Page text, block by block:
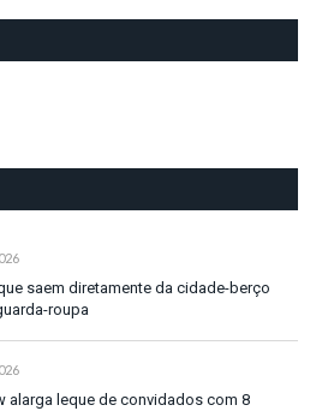
saem diretamente da cidade-berço
roupa
alarga leque de convidados com 8